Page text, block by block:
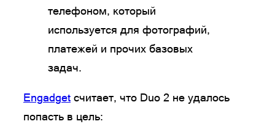
телефоном, который
используется для фотографий,
платежей и прочих базовых
задач.
Engadget считает, что Duo 2 не удалось
попасть в цель: